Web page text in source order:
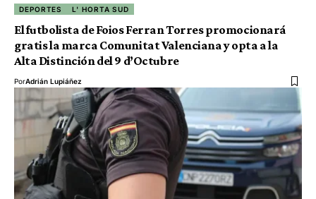
DEPORTES L' HORTA SUD
El futbolista de Foios Ferran Torres promocionará
gratis la marca Comunitat Valenciana y opta a la
Alta Distinción del 9 d’Octubre
PorAdrián Lupiáñez